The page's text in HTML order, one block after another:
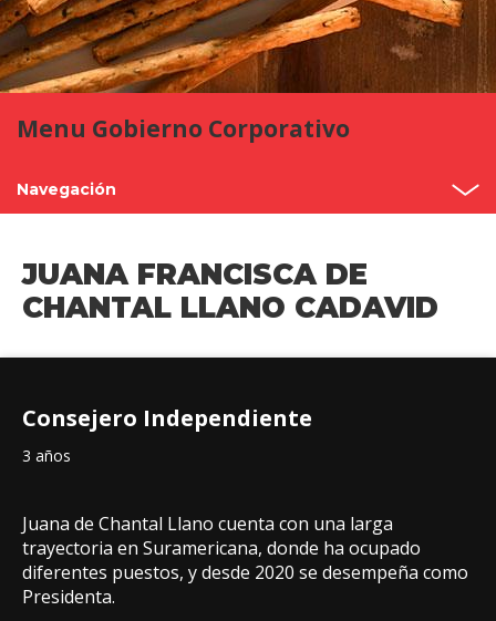
Menu Gobierno Corporativo
Navegación
Estructura
Código de Gobierno Corporativo
JUANA FRANCISCA DE
CHANTAL LLANO CADAVID
Consejero Independiente
3 años
Juana de Chantal Llano cuenta con una larga
trayectoria en Suramericana, donde ha ocupado
diferentes puestos, y desde 2020 se desempeña como
Presidenta.